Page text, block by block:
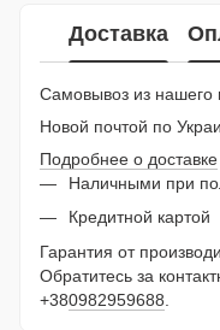
Доставка
Самовывоз из нашего
Новой почтой по
Подробнее о доставке
Наличными при
Кредитной картой
Гарантия от
Обратитесь за
+380982959688